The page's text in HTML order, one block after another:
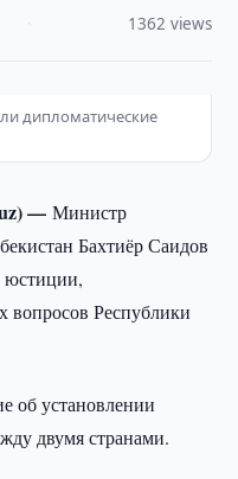
1362 views
дипломатические
—Министр
Бахтиёр Саидов
юстиции,
вопросов Республики
об установлении
двумя странами.